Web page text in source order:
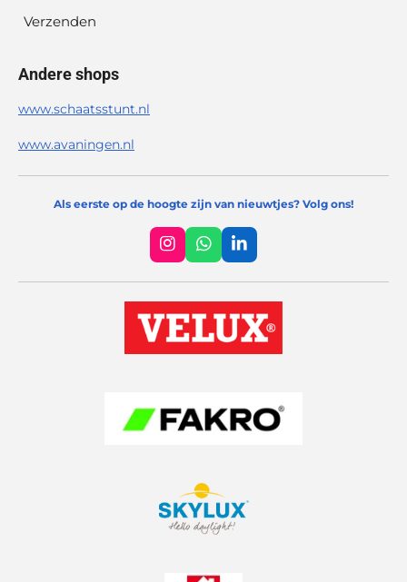
Verzenden
Andere shops
www.schaatsstunt.nl
www.avaningen.nl
Als eerste op de hoogte zijn van nieuwtjes? Volg ons!
I
n
s
t
a
g
W
h
a
t
s
A
L
i
n
k
e
d